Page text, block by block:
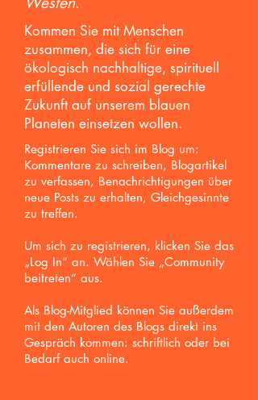
Kommen Sie mit Menschen
zusammen, die sich für eine
ökologisch nachhaltige, spirituell
erfüllende und sozial gerechte
Zukunft auf unserem blauen
Planeten einsetzen wollen.
Registrieren Sie sich im Blog um:
Kommentare zu schreiben, Blogartikel
zu verfassen, Benachrichtigungen über
neue Posts zu erhalten, Gleichgesinnte
zu treffen.
Um sich zu registrieren, klicken Sie das
„Log In“ an. Wählen Sie „Community
beitreten“ aus.
Als Blog-Mitglied können Sie außerdem
mit den Autoren des Blogs direkt ins
Gespräch kommen: schriftlich oder bei
Bedarf auch online.